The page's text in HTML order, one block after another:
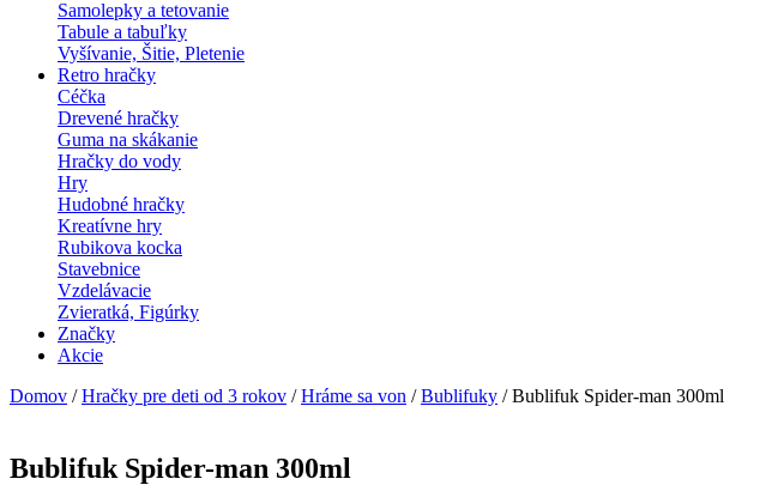
Samolepky a tetovanie
Tabule a tabuľky
Vyšívanie, Šitie, Pletenie
Retro hračky
Céčka
Drevené hračky
Guma na skákanie
Hračky do vody
Hry
Hudobné hračky
Kreatívne hry
Rubikova kocka
Stavebnice
Vzdelávacie
Zvieratká, Figúrky
Značky
Akcie
Domov /Hračky pre deti od 3 rokov /Hráme sa von /Bublifuky / Bublifuk Spider-man 300ml
Bublifuk Spider-man 300ml